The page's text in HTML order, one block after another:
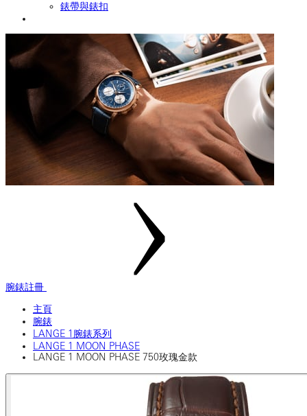
錶帶與錶扣
腕錶註冊
主頁
腕錶
LANGE 1腕錶系列
LANGE 1 MOON PHASE
LANGE 1 MOON PHASE 750玫瑰金款